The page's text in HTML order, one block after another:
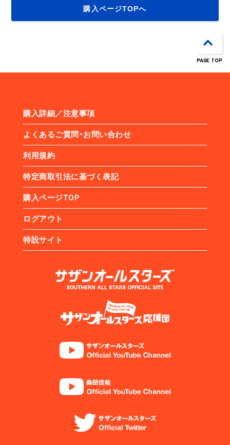
購入ページTOPへ
購入詳細／注意事項
よくあるご質問・お問い合わせ
利用規約
特定商取引法に基づく表記
購入ページTOP
ログアウト
特設サイト
PAGE TOP